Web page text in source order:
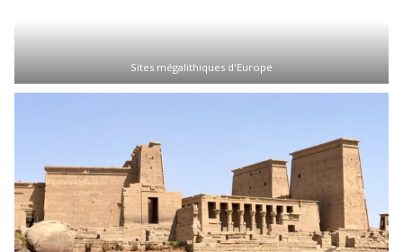
Sites mégalithiques d'Europe